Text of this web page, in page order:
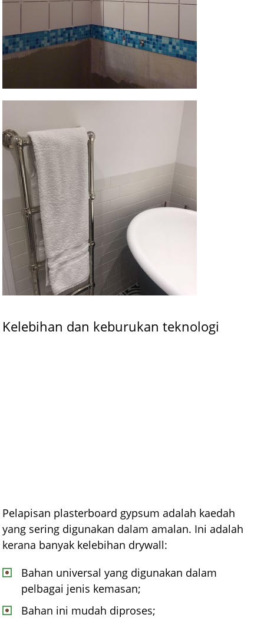
Kelebihan dan keburukan teknologi
Pelapisan plasterboard gypsum adalah kaedah
yang sering digunakan dalam amalan. Ini adalah
kerana banyak kelebihan drywall:
Bahan universal yang digunakan dalam
pelbagai jenis kemasan;
Bahan ini mudah diproses;